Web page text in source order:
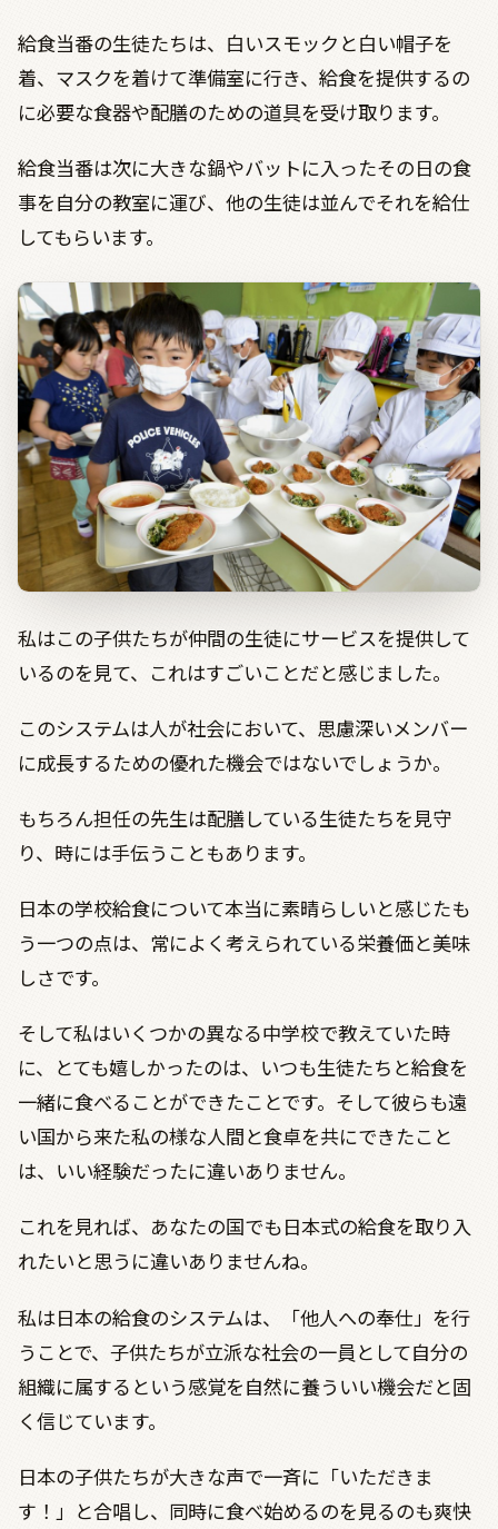
給食当番の生徒たちは、白いスモックと白い帽子を
着、マスクを着けて準備室に行き、給食を提供するの
に必要な食器や配膳のための道具を受け取ります。
給食当番は次に大きな鍋やバットに入ったその日の食
事を自分の教室に運び、他の生徒は並んでそれを給仕
してもらいます。
私はこの子供たちが仲間の生徒にサービスを提供して
いるのを見て、これはすごいことだと感じました。
このシステムは人が社会において、思慮深いメンバー
に成長するための優れた機会ではないでしょうか。
もちろん担任の先生は配膳している生徒たちを見守
り、時には手伝うこともあります。
日本の学校給食について本当に素晴らしいと感じたも
う一つの点は、常によく考えられている栄養価と美味
しさです。
そして私はいくつかの異なる中学校で教えていた時
に、とても嬉しかったのは、いつも生徒たちと給食を
一緒に食べることができたことです。そして彼らも遠
い国から来た私の様な人間と食卓を共にできたこと
は、いい経験だったに違いありません。
これを見れば、あなたの国でも日本式の給食を取り入
れたいと思うに違いありませんね。
私は日本の給食のシステムは、「他人への奉仕」を行
うことで、子供たちが立派な社会の一員として自分の
組織に属するという感覚を自然に養ういい機会だと固
く信じています。
日本の子供たちが大きな声で一斉に「いただきま
す！」と合唱し、同時に食べ始めるのを見るのも爽快